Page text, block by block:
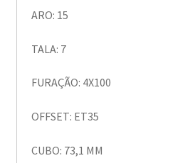
ARO: 15
TALA: 7
FURAÇÃO: 4X100
OFFSET: ET35
CUBO: 73,1 MM